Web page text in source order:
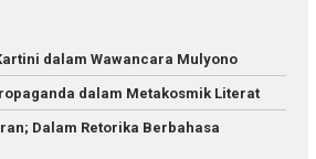
dalam Wawancara Mulyono
dalam Metakosmik Literat
Dalam Retorika Berbahasa